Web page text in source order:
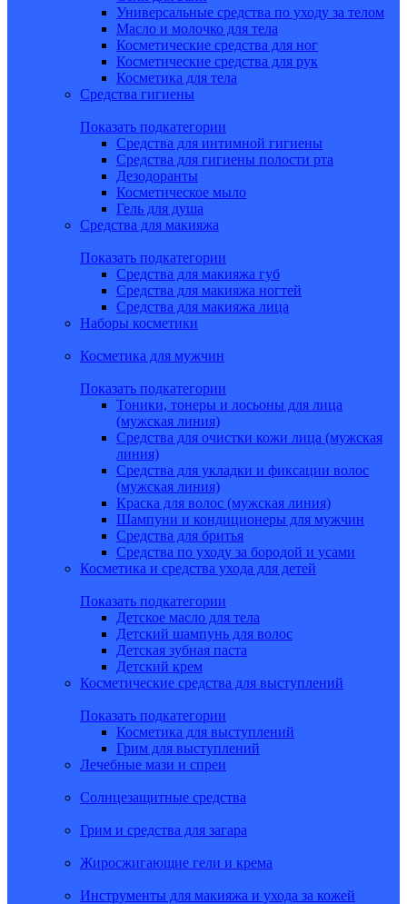
Универсальные средства по уходу за телом
Масло и молочко для тела
Косметические средства для ног
Косметические средства для рук
Косметика для тела
Средства гигиены
Показать подкатегории
Средства для интимной гигиены
Средства для гигиены полости рта
Дезодоранты
Косметическое мыло
Гель для душа
Средства для макияжа
Показать подкатегории
Средства для макияжа губ
Средства для макияжа ногтей
Средства для макияжа лица
Наборы косметики
Косметика для мужчин
Показать подкатегории
Тоники, тонеры и лосьоны для лица
(мужская линия)
Средства для очистки кожи лица (мужская
линия)
Средства для укладки и фиксации волос
(мужская линия)
Краска для волос (мужская линия)
Шампуни и кондиционеры для мужчин
Средства для бритья
Средства по уходу за бородой и усами
Косметика и средства ухода для детей
Показать подкатегории
Детское масло для тела
Детский шампунь для волос
Детская зубная паста
Детский крем
Косметические средства для выступлений
Показать подкатегории
Косметика для выступлений
Грим для выступлений
Лечебные мази и спреи
Солнцезащитные средства
Грим и средства для загара
Жиросжигающие гели и крема
Инструменты для макияжа и ухода за кожей